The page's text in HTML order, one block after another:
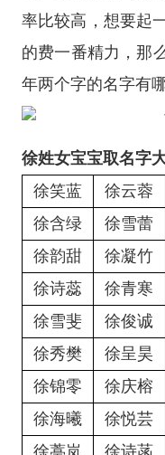
率比较高，想要起
的费一番精力，那
年两个字的名字有
徐姓女宝宝取名字
徐笑蓝
徐云蓉
徐含绿
徐雪蕾
徐韵甜
徐凝竹
徐诗蕊
徐青寒
徐雪斐
徐俊诚
徐秀樊
徐呈昊
徐锦零
徐庆榕
徐海曦
徐悦芸